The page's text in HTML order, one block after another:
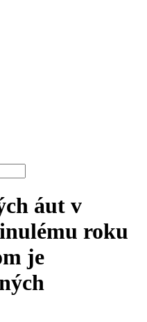
áut v
roku
je